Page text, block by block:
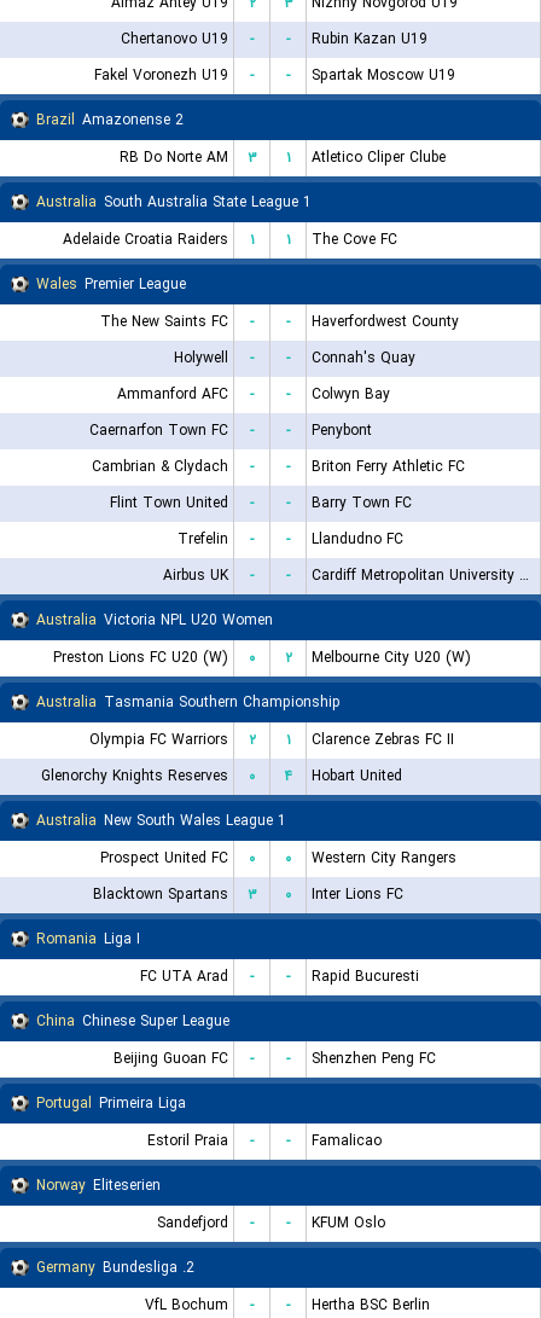
Chertanovo U19
- -
Rubin Kazan U19
Fakel Voronezh U19
- -
Spartak Moscow U19
Brazil Amazonense 2
RB Do Norte AM
۳ ۱
Atletico Cliper Clube
Australia South Australia State League 1
Adelaide Croatia Raiders
۱ ۱
The Cove FC
Wales Premier League
The New Saints FC
- -
Haverfordwest County
Holywell
- -
Connah's Quay
Ammanford AFC
- -
Colwyn Bay
Caernarfon Town FC
- -
Penybont
Cambrian & Clydach
- -
Briton Ferry Athletic FC
Flint Town United
- -
Barry Town FC
Trefelin
- -
Llandudno FC
Airbus UK
- -
Cardiff Metropolitan University F.C.
Australia Victoria NPL U20 Women
Preston Lions FC U20 (W)
۰ ۲
Melbourne City U20 (W)
Australia Tasmania Southern Championship
Olympia FC Warriors
۲ ۱
Clarence Zebras FC II
Glenorchy Knights Reserves
۰ ۴
Hobart United
Australia New South Wales League 1
Prospect United FC
۰ ۰
Western City Rangers
Blacktown Spartans
۳ ۰
Inter Lions FC
Romania Liga I
FC UTA Arad
- -
Rapid Bucuresti
China Chinese Super League
Beijing Guoan FC
- -
Shenzhen Peng FC
Portugal Primeira Liga
Estoril Praia
- -
Famalicao
Norway Eliteserien
Sandefjord
- -
KFUM Oslo
Germany
2. Bundesliga
VfL Bochum
- -
Hertha BSC Berlin